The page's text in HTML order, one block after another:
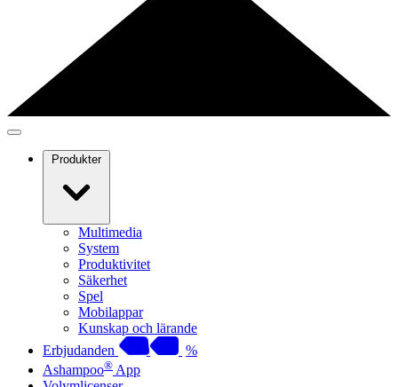
Produkter
Multimedia
System
Produktivitet
Säkerhet
Spel
Mobilappar
Kunskap och lärande
Erbjudanden
%
Ashampoo® App